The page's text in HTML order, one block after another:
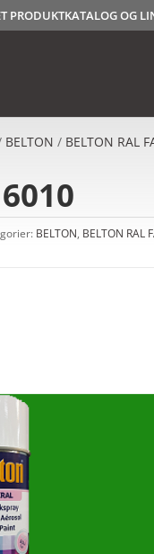
PRODUKTKATALOG OG
BELTON / BELTON RAL
BELTON, BELTON RAL